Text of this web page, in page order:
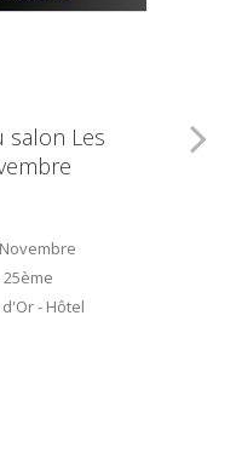
salon Les
- Hôtel